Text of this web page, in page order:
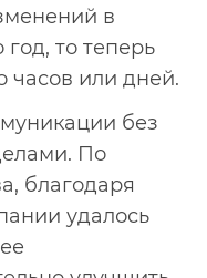
в
то теперь
часов или дней.
без
По
благодаря
удалось